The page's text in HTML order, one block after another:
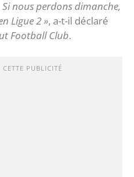
nous perdons dimanche,
Ligue 2 », a-t-il déclaré
Football Club.
CETTE PUBLICITÉ